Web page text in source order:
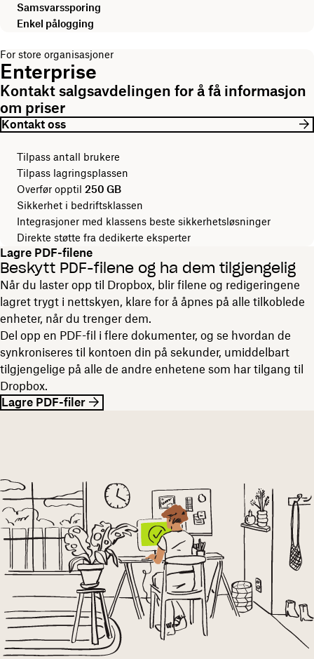
Samsvarssporing
Enkel pålogging
For store organisasjoner
Enterprise
Kontakt salgsavdelingen for å få informasjon
om priser
Kontakt oss
Tilpass antall brukere
Tilpass lagringsplassen
Overfør opptil 250 GB
Sikkerhet i bedriftsklassen
Integrasjoner med klassens beste sikkerhetsløsninger
Direkte støtte fra dedikerte eksperter
Lagre PDF-filene
Beskytt PDF-filene og ha dem tilgjengelig
Når du laster opp til Dropbox, blir filene og redigeringene
lagret trygt i nettskyen, klare for å åpnes på alle tilkoblede
enheter, når du trenger dem.
Del opp en PDF-fil i flere dokumenter, og se hvordan de
synkroniseres til kontoen din på sekunder, umiddelbart
tilgjengelige på alle de andre enhetene som har tilgang til
Dropbox.
Lagre PDF-filer